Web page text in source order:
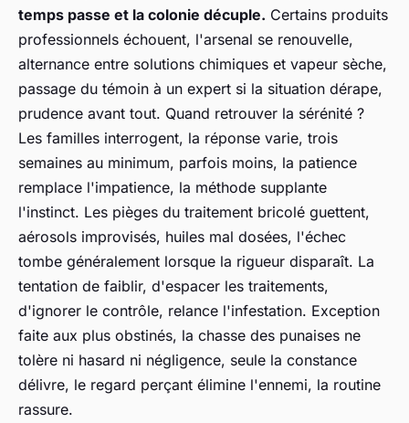
temps passe et la colonie décuple. Certains produits
professionnels échouent, l'arsenal se renouvelle,
alternance entre solutions chimiques et vapeur sèche,
passage du témoin à un expert si la situation dérape,
prudence avant tout. Quand retrouver la sérénité ?
Les familles interrogent, la réponse varie, trois
semaines au minimum, parfois moins, la patience
remplace l'impatience, la méthode supplante
l'instinct. Les pièges du traitement bricolé guettent,
aérosols improvisés, huiles mal dosées, l'échec
tombe généralement lorsque la rigueur disparaît. La
tentation de faiblir, d'espacer les traitements,
d'ignorer le contrôle, relance l'infestation. Exception
faite aux plus obstinés, la chasse des punaises ne
tolère ni hasard ni négligence, seule la constance
délivre, le regard perçant élimine l'ennemi, la routine
rassure.